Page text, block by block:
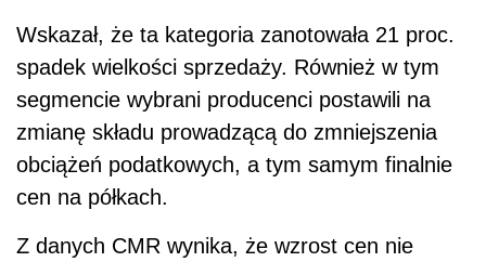
Wskazał, że ta kategoria zanotowała 21 proc.
spadek wielkości sprzedaży. Również w tym
segmencie wybrani producenci postawili na
zmianę składu prowadzącą do zmniejszenia
obciążeń podatkowych, a tym samym finalnie
cen na półkach.
Z danych CMR wynika, że wzrost cen nie